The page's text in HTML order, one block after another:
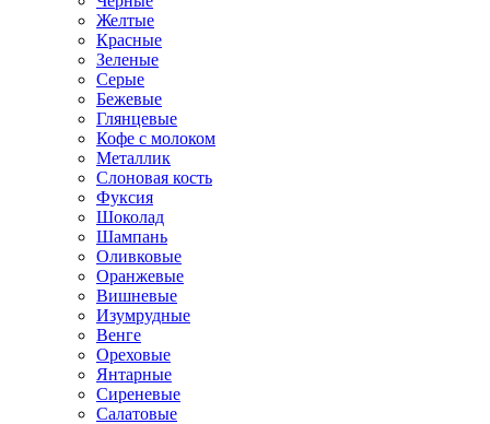
Желтые
Красные
Зеленые
Серые
Бежевые
Глянцевые
Кофе с молоком
Металлик
Слоновая кость
Фуксия
Шоколад
Шампань
Оливковые
Оранжевые
Вишневые
Изумрудные
Венге
Ореховые
Янтарные
Сиреневые
Салатовые